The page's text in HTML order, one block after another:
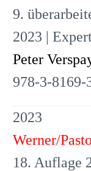
9.
2023 |
Peter
978-3-8169-
2023
Werner/
18. Auflage